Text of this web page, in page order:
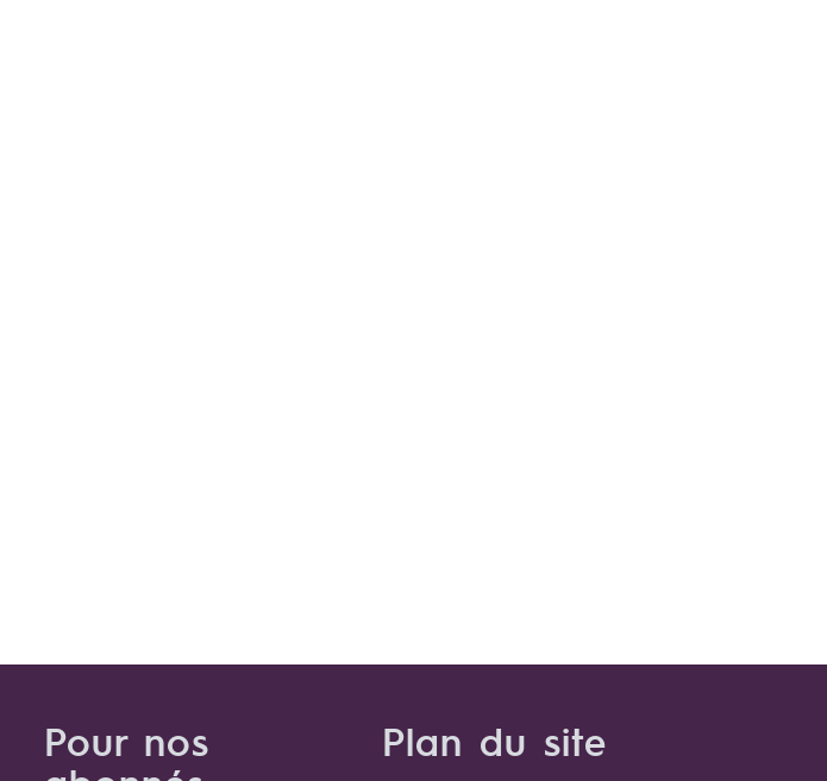
Pour nos
Plan du site